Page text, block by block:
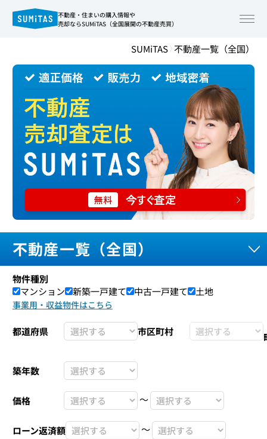
不動産・住まいの購入情報や
売却ならSUMiTAS（全国展開の不動産売買）
SUMiTAS 不動産一覧（全国）
不動産一覧（全国）
物件種別
マンション
新築一戸建て 中古一戸建て 土地
事業用・収益物件はこちら
都道府県 市区町村
築年数
価格 〜
ローン返済額 〜